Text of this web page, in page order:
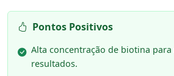
Pontos Positivos
Alta concentração de biotina
resultados.